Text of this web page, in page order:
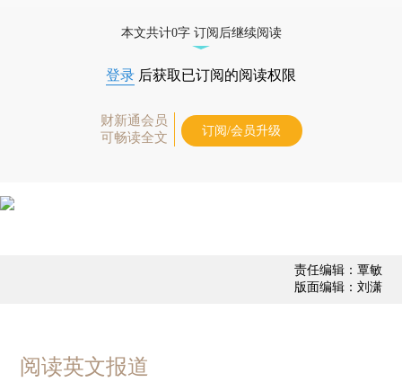
本文共计0字 订阅后继续阅读
登录 后获取已订阅的阅读权限
财新通会员
可畅读全文
订阅/会员升级
责任编辑：覃敏
版面编辑：刘潇
阅读英文报道